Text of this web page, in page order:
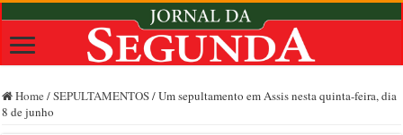
Home /SEPULTAMENTOS/Um sepultamento em Assis nesta quinta-feira, dia
8 de junho